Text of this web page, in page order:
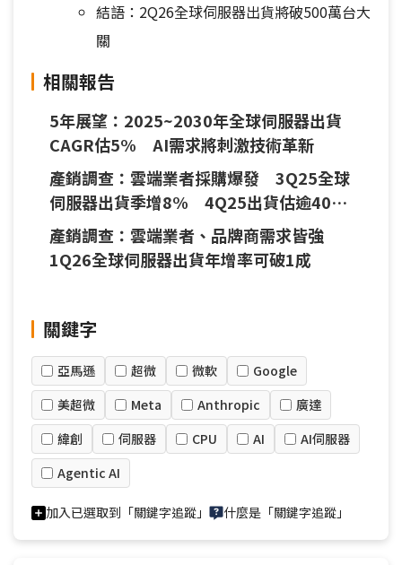
結語：2Q26全球伺服器出貨將破500萬台大
關
相關報告
5年展望：2025~2030年全球伺服器出貨
CAGR估5% AI需求將刺激技術革新
產銷調查：雲端業者採購爆發 3Q25全球
伺服器出貨季增8% 4Q25出貨估逾400
萬台
產銷調查：雲端業者、品牌商需求皆強
1Q26全球伺服器出貨年增率可破1成
關鍵字
亞馬遜 超微 微軟
Google
美超微
Meta Anthropic
廣達
緯創
伺服器 CPU AI
AI伺服器
Agentic AI
加入已選取到「關鍵字追蹤」 什麼是「關鍵字追蹤」